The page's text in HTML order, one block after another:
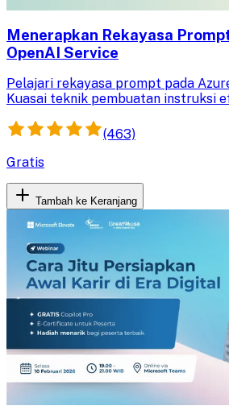
Menerapkan Rekayasa
OpenAI Service
Pelajari rekayasa prompt pada
Kuasai teknik pembuatan instruksi
output yang optimal.
(463)
Gratis
Tambah ke Keranjang